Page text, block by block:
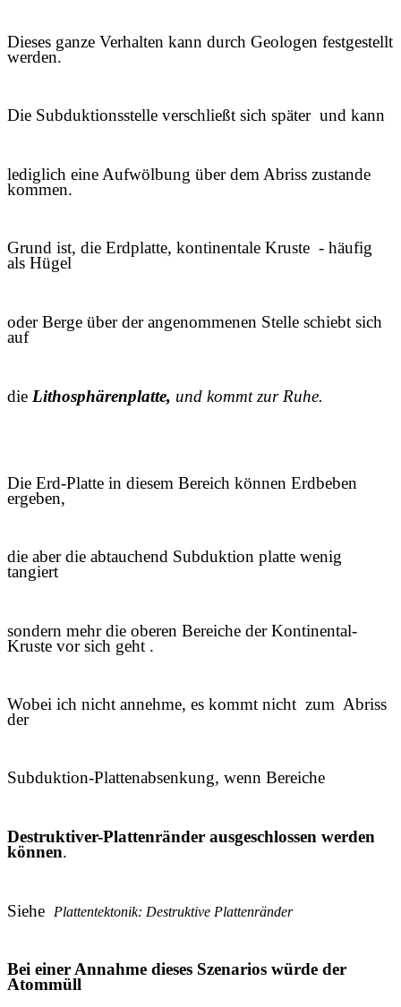
Dieses ganze Verhalten kann durch Geologen festgestellt
werden.
Die Subduktionsstelle verschließt sich später und kann
lediglich eine Aufwölbung über dem Abriss zustande
kommen.
Grund ist, die Erdplatte, kontinentale Kruste - häufig
als Hügel
oder Berge über der angenommenen Stelle schiebt sich
auf
die Lithosphärenplatte, und kommt zur Ruhe.
Die Erd-Platte in diesem Bereich können Erdbeben
ergeben,
die aber die abtauchend Subduktion platte wenig
tangiert
sondern mehr die oberen Bereiche der Kontinental-
Kruste vor sich geht .
Wobei ich nicht annehme, es kommt nicht zum Abriss
der
Subduktion-Plattenabsenkung, wenn Bereiche
Destruktiver-Plattenränder ausgeschlossen werden
können.
Siehe Plattentektonik: Destruktive Plattenränder
Bei einer Annahme dieses Szenarios würde der
Atommüll